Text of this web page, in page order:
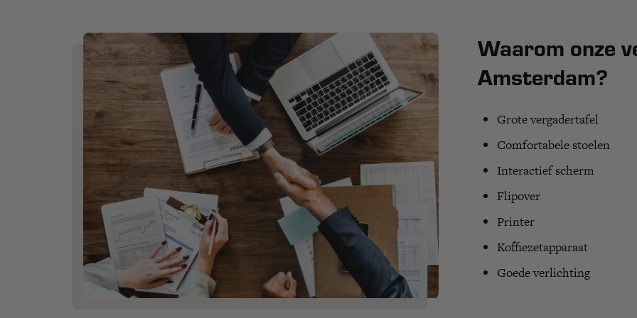
Waarom onze
Amsterdam?
Grote vergadertafel
Comfortabele stoelen
Interactief scherm
Flipover
Printer
Koffiezetapparaat
Goede verlichting